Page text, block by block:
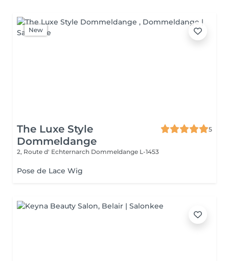
New
The Luxe Style
Dommeldange
5
2, Route d' Echternarch Dommeldange L-1453
Pose de Lace Wig